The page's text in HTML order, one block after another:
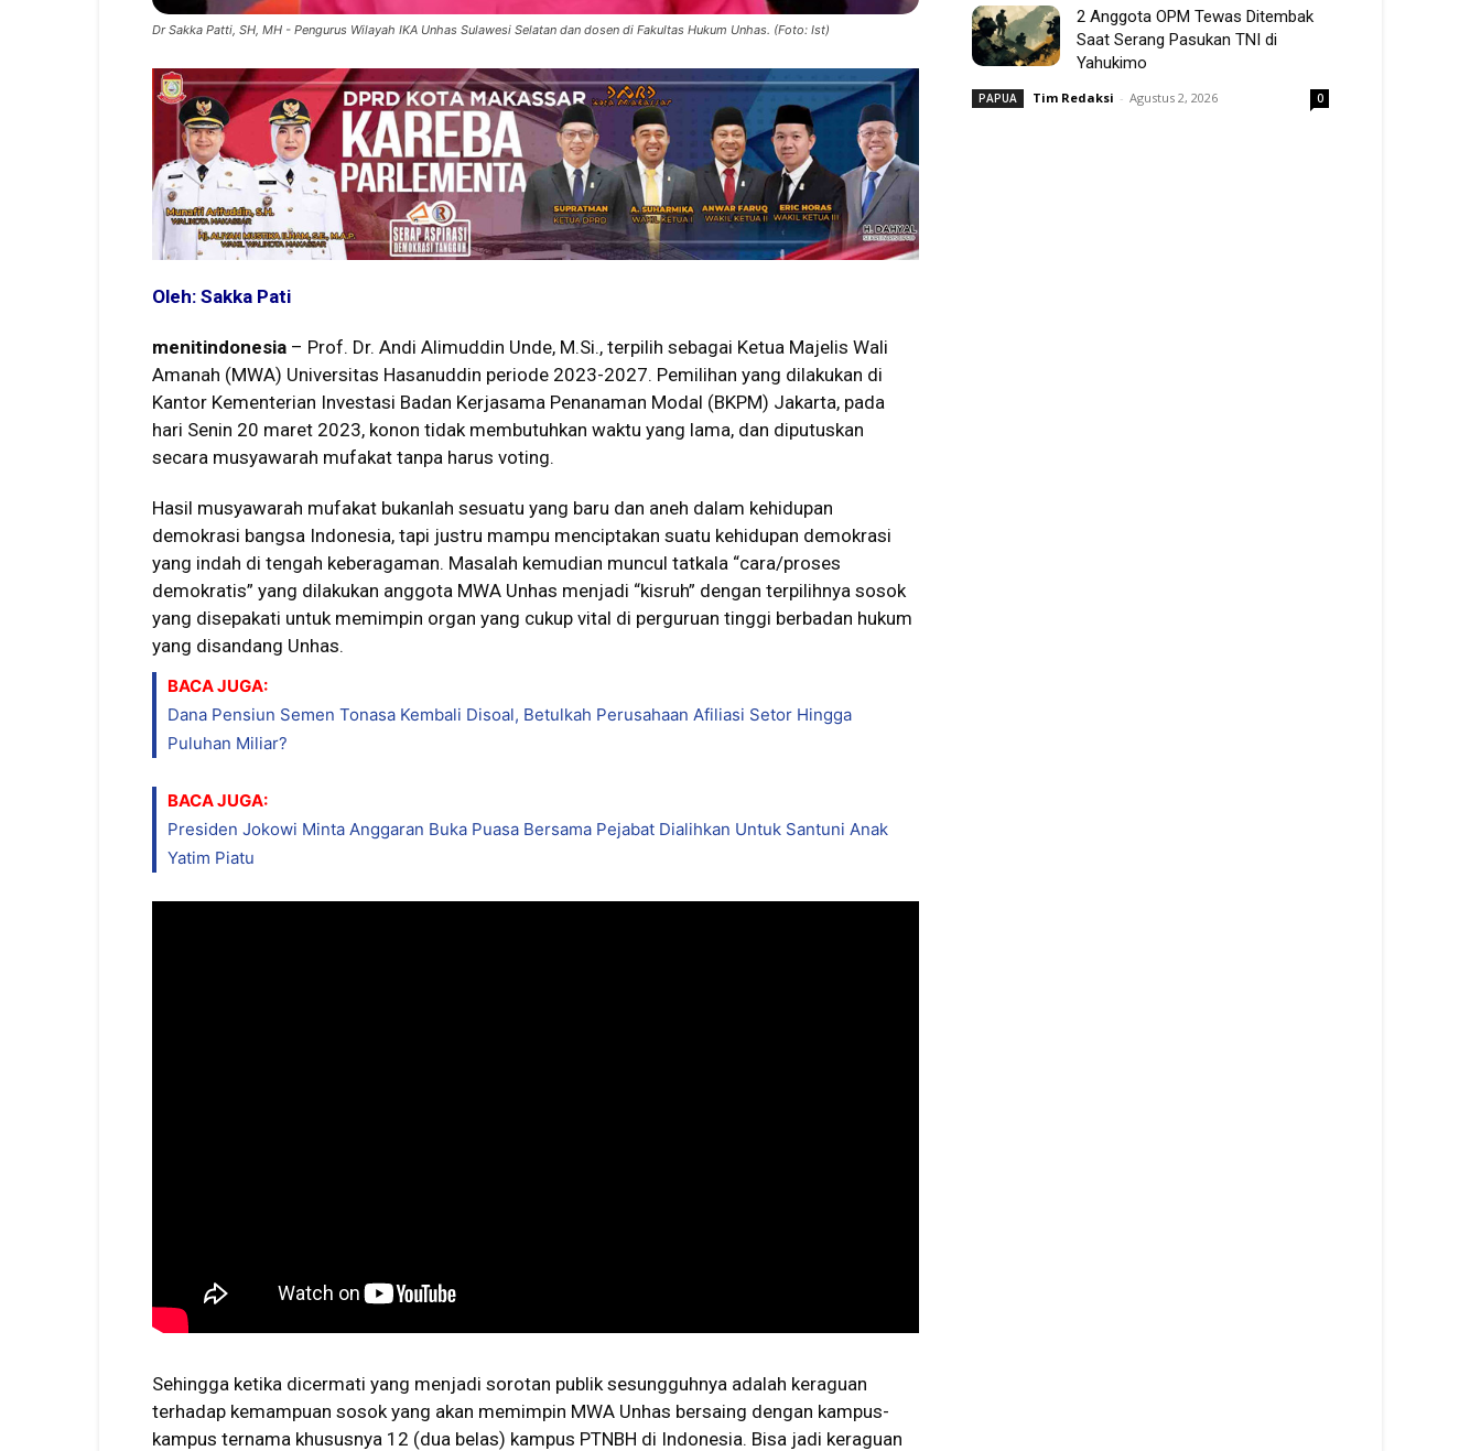
Dr Sakka Patti, SH, MH - Pengurus Wilayah IKA Unhas Sulawesi Selatan dan dosen di Fakultas Hukum Unhas. (Foto: Ist)
Oleh: Sakka Pati
menitindonesia – Prof. Dr. Andi Alimuddin Unde, M.Si., terpilih sebagai Ketua Majelis Wali
Amanah (MWA) Universitas Hasanuddin periode 2023-2027. Pemilihan yang dilakukan di
Kantor Kementerian Investasi Badan Kerjasama Penanaman Modal (BKPM) Jakarta, pada
hari Senin 20 maret 2023, konon tidak membutuhkan waktu yang lama, dan diputuskan
secara musyawarah mufakat tanpa harus voting.
Hasil musyawarah mufakat bukanlah sesuatu yang baru dan aneh dalam kehidupan
demokrasi bangsa Indonesia, tapi justru mampu menciptakan suatu kehidupan demokrasi
yang indah di tengah keberagaman. Masalah kemudian muncul tatkala “cara/proses
demokratis” yang dilakukan anggota MWA Unhas menjadi “kisruh” dengan terpilihnya sosok
yang disepakati untuk memimpin organ yang cukup vital di perguruan tinggi berbadan hukum
yang disandang Unhas.
BACA JUGA:
Dana Pensiun Semen Tonasa Kembali Disoal, Betulkah Perusahaan Afiliasi Setor Hingga
Puluhan Miliar?
BACA JUGA:
Presiden Jokowi Minta Anggaran Buka Puasa Bersama Pejabat Dialihkan Untuk Santuni Anak
Yatim Piatu
Sehingga ketika dicermati yang menjadi sorotan publik sesungguhnya adalah keraguan
terhadap kemampuan sosok yang akan memimpin MWA Unhas bersaing dengan kampus-
kampus ternama khususnya 12 (dua belas) kampus PTNBH di Indonesia. Bisa jadi keraguan
2 Anggota OPM Tewas Ditembak
Saat Serang Pasukan TNI di
Yahukimo
PAPUA Tim Redaksi - Agustus 2, 2026 0